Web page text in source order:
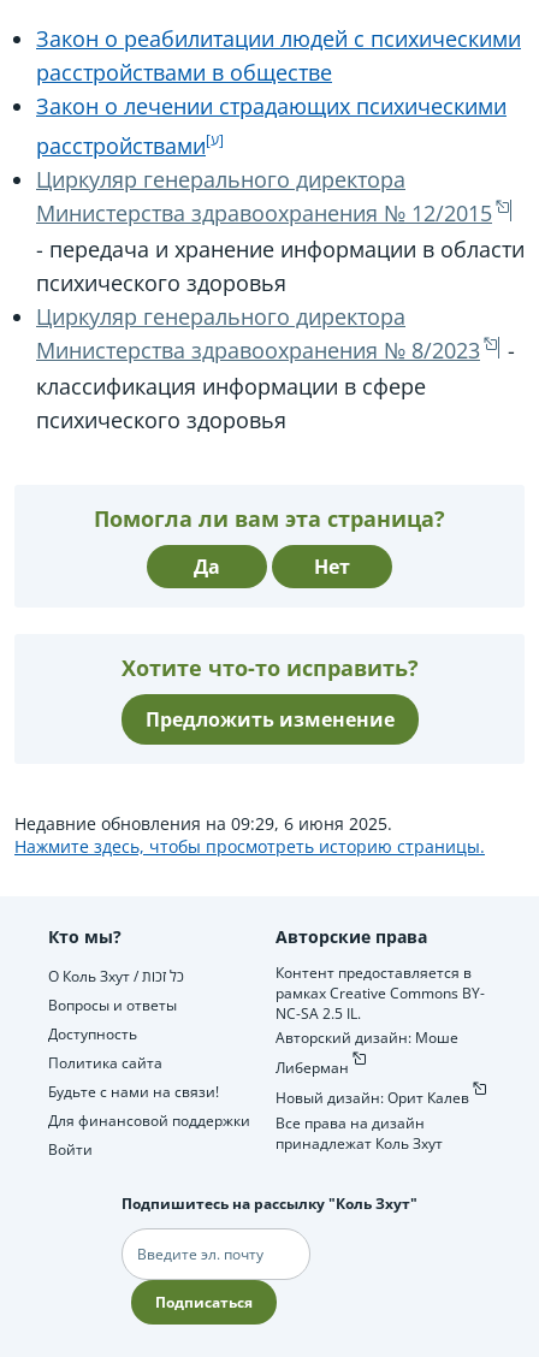
Закон о реабилитации людей с психическими
расстройствами в обществе
Закон о лечении страдающих психическими
расстройствами
Циркуляр генерального директора
Министерства здравоохранения № 12/2015
- передача и хранение информации в области
психического здоровья
Циркуляр генерального директора
Министерства здравоохранения № 8/2023
-
классификация информации в сфере
психического здоровья
Помогла ли вам эта страница?
Да Нет
Хотите что-то исправить?
Предложить изменение
Недавние обновления на 09:29, 6 июня 2025.
Нажмите здесь, чтобы просмотреть историю страницы.
Кто мы?
О Коль Зхут / כל זכות
Вопросы и ответы
Доступность
Политика сайта
Будьте с нами на связи!
Для финансовой поддержки
Войти
Авторские права
Контент предоставляется в
рамках Creative Commons BY-
NC-SA 2.5 IL.
Авторский дизайн: Моше
Либерман
Новый дизайн: Орит Калев
Все права на дизайн
принадлежат Коль Зхут
Подпишитесь на рассылку "Коль Зхут"
Электронная
почта
Подписаться